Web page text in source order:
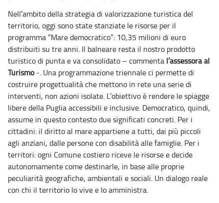
Nell’ambito della strategia di valorizzazione turistica del
territorio, oggi sono state stanziate le risorse per il
programma “Mare democratico”: 10,35 milioni di euro
distribuiti su tre anni. Il balneare resta il nostro prodotto
turistico di punta e va consolidato – commenta l’assessora al
Turismo-. Una programmazione triennale ci permette di
costruire progettualità che mettono in rete una serie di
interventi, non azioni isolate. L’obiettivo è rendere le spiagge
libere della Puglia accessibili e inclusive. Democratico, quindi,
assume in questo contesto due significati concreti. Per i
cittadini: il diritto al mare appartiene a tutti, dai più piccoli
agli anziani, dalle persone con disabilità alle famiglie. Per i
territori: ogni Comune costiero riceve le risorse e decide
autonomamente come destinarle, in base alle proprie
peculiarità geografiche, ambientali e sociali. Un dialogo reale
con chi il territorio lo vive e lo amministra.